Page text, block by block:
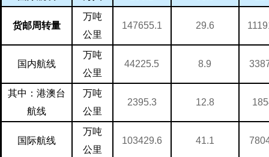
货邮周转量
万吨
公里
147655.1 29.6
国内航线
万吨
公里
44225.5 8.9
其中：港澳台
航线
万吨
公里
2395.3 12.8
国际航线
万吨
公里
103429.6 41.1